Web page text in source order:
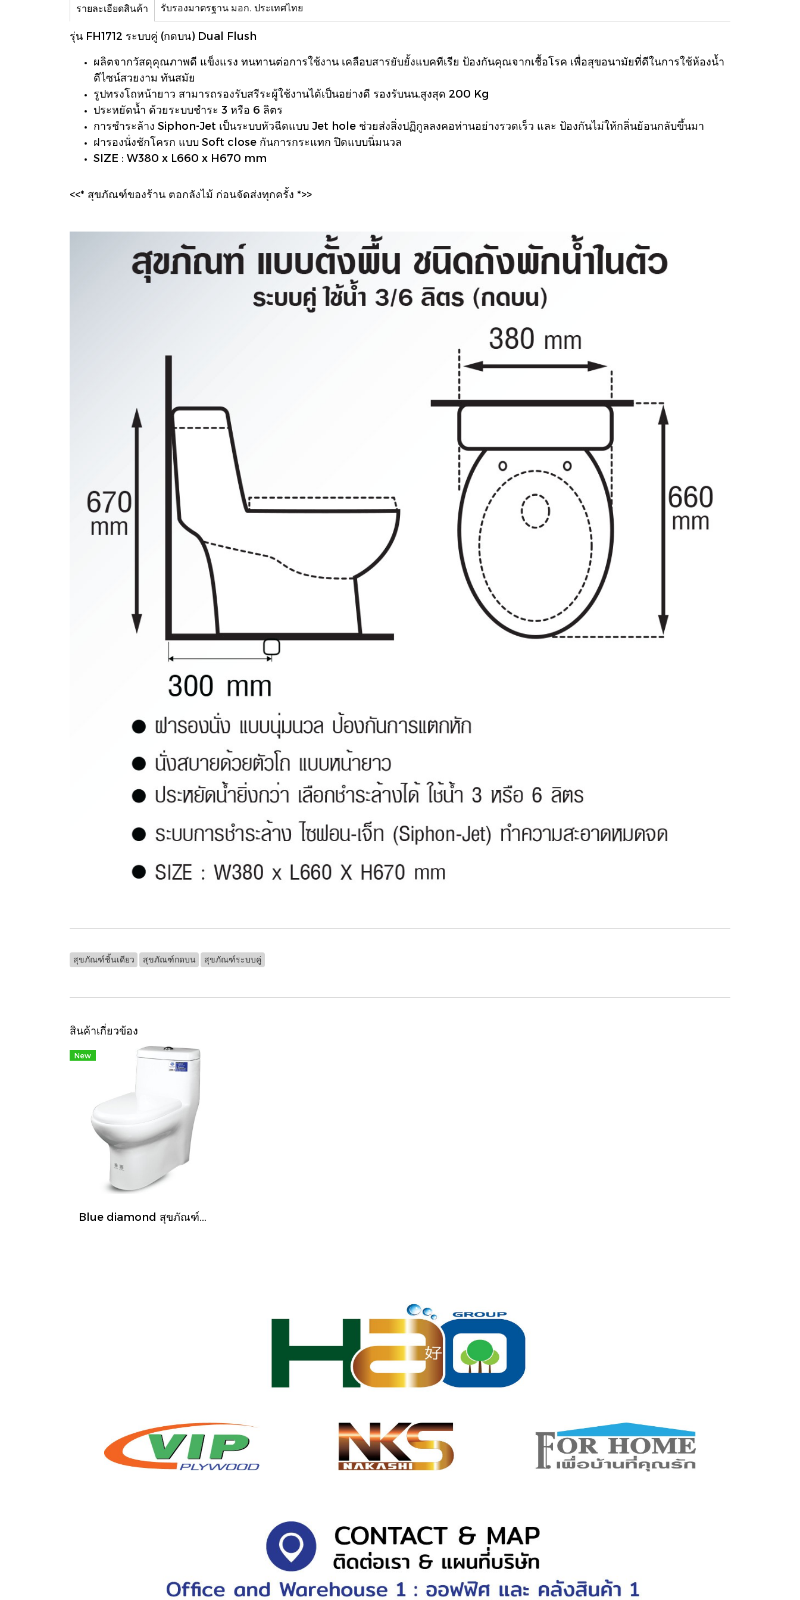
รายละเอียดสินค้า รับรองมาตรฐาน มอก. ประเทศไทย
รุ่น FH1712 ระบบคู่ (กดบน) Dual Flush
ผลิตจากวัสดุคุณภาพดี แข็งแรง ทนทานต่อการใช้งาน เคลือบสารยับยั้งแบคทีเรีย ป้องกันคุณจากเชื้อโรค เพื่อสุขอนามัยที่ดีในการใช้ห้องน้ำ
ดีไซน์สวยงาม ทันสมัย
รูปทรงโถหน้ายาว สามารถรองรับสรีระผู้ใช้งานได้เป็นอย่างดี รองรับนน.สูงสุด 200 Kg
ประหยัดน้ำ ด้วยระบบชำระ 3 หรือ 6 ลิตร
การชำระล้าง Siphon-Jet เป็นระบบหัวฉีดแบบ Jet hole ช่วยส่งสิ่งปฏิกูลลงคอห่านอย่างรวดเร็ว และ ป้องกันไม่ให้กลิ่นย้อนกลับขึ้นมา
ฝารองนั่งชักโครก แบบ Soft close กันการกระแทก ปิดแบบนิ่มนวล
SIZE : W380 x L660 x H670 mm
<<* สุขภัณฑ์ของร้าน ตอกลังไม้ ก่อนจัดส่งทุกครั้ง *>>
สุขภัณฑ์ชิ้นเดียว สุขภัณฑ์กดบน สุขภัณฑ์ระบบคู่
สินค้าเกี่ยวข้อง
New